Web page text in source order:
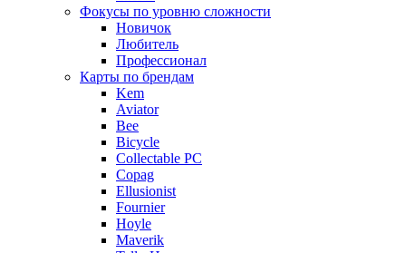
Фокусы по уровню сложности
Новичок
Любитель
Профессионал
Карты по брендам
Kem
Aviator
Bee
Bicycle
Collectable PC
Copag
Ellusionist
Fournier
Hoyle
Maverik